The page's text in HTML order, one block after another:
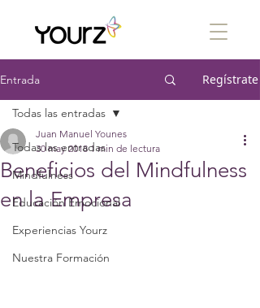
Entrada Regístrate
Todas las entradas
Mindfulness
Educación Emocional
Experiencias Yourz
Nuestra Formación
Todas las entradas
Beneficios del Mindfulness
en la Empresa
Juan Manuel Younes
30 may 2018 1 min de lectura